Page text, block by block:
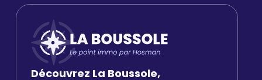
Découvrez La Boussole,